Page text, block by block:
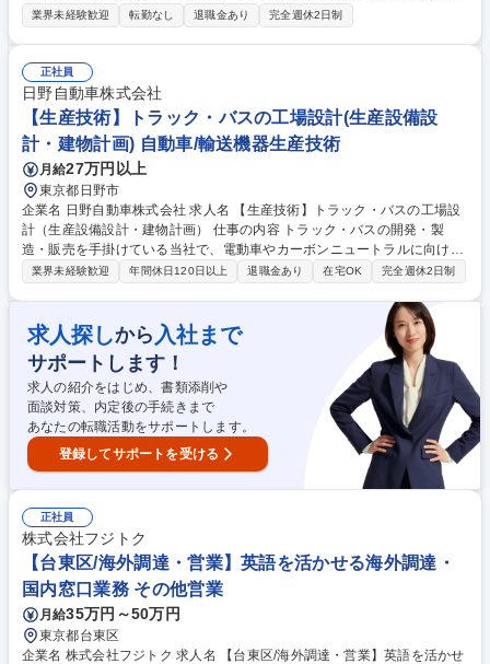
い難加工材の鍛造条件の確立に従事します。 ■高合金を用いた鍛造製品の
ェア90％の製品等、社会インフラを支える重要部品を扱います。安定基盤
のもと、腰を据えて技術研鑽に励める環境です。 募集職種 【東京/鍛造技
術者】国内シェア90％/転勤無し/長期就業者多数！
業界未経験歓迎 転勤なし 退職金あり 完全週休2日制
正社員
日野自動車株式会社
【生産技術】トラック・バスの工場設計(生産設備設
計・建物計画) 自動車/輸送機器生産技術
月給27万円以上
東京都日野市
企業名 日野自動車株式会社 求人名 【生産技術】トラック・バスの工場設
計（生産設備設計・建物計画） 仕事の内容 トラック・バスの開発・製
造・販売を手掛けている当社で、電動車やカーボンニュートラルに向け
た、車両・ユニットの生産準備および工場建設の推進等を担当いただきま
○デジタル技術を駆使した車両開発および生産準備 ○安心安全な工場づく
りのための生産ライン自動化検討 ○電動車関連の生産準備業務 等 【ミッ
ション】高品質かつ適正価格で早く提供できる車両づくりを実現するため
に、最新技術を積極的に導入し、持続可能な競争力のある生産工程を構築
していきます。 募集職種 【生産技術】トラック・バスの工場設計（生産
設備設計・建物計画）
業界未経験歓迎 年間休日120日以上 退職金あり 在宅OK 完全週休2日制
求人探しから 入社まで
サポートします！
求人の紹介をはじめ、書類添削や
面談対策、内定後の手続きまで
あなたの転職活動をサポートします。
登録してサポートを受ける
正社員
株式会社フジトク
【台東区/海外調達・営業】英語を活かせる海外調達・
国内窓口業務 その他営業
月給35万円～50万円
東京都台東区
企業名 株式会社フジトク 求人名 【台東区/海外調達・営業】英語を活かせ